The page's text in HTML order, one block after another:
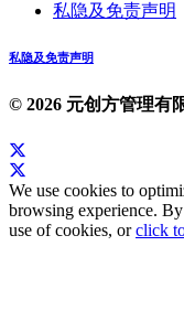
私隐及免责声明
私隐及免责声明
© 2026 元创方管理有
We use cookies to
browsing experience.
use of cookies, orclick